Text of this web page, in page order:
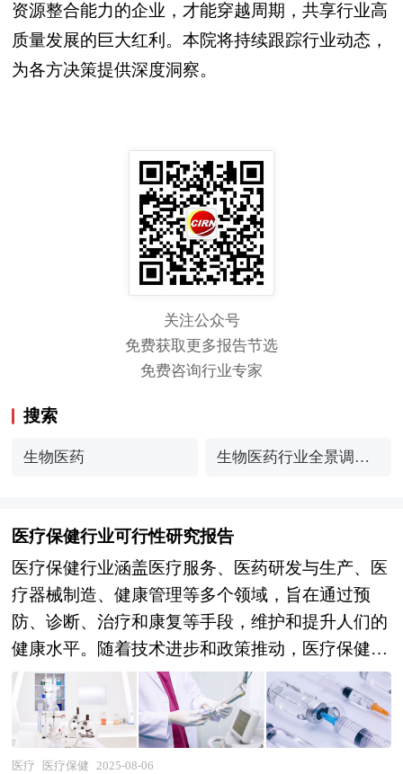
资源整合能力的企业，才能穿越周期，共享行业高
质量发展的巨大红利。本院将持续跟踪行业动态，
为各方决策提供深度洞察。
关注公众号
免费获取更多报告节选
免费咨询行业专家
搜索
生物医药 生物医药行业全景调研
医疗保健行业可行性研究报告
医疗保健行业涵盖医疗服务、医药研发与生产、医
疗器械制造、健康管理等多个领域，旨在通过预
防、诊断、治疗和康复等手段，维护和提升人们的
健康水平。随着技术进步和政策推动，医疗保健行
业正从传统的疾病治疗向全生命周期健康管理转
型。 《2025-2030年版医疗保健项目可行性研究报
告》为中研普华公司独家首创针对行业投资可行性
研究咨询服务的专项研究报告。报告分为：行业通
医疗 医疗保健 2025-08-06